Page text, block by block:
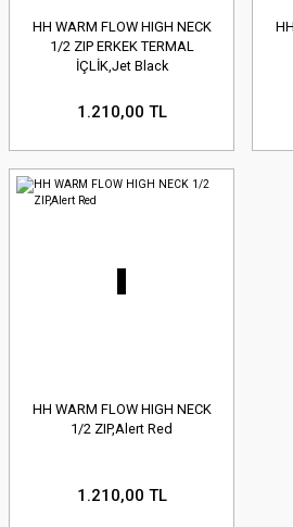
HH WARM FLOW HIGH NECK
1/2 ZIP ERKEK TERMAL
İÇLİK,Jet Black
1.210,00 TL
HH WARM FLOW HIGH NECK
1/2 ZIP,Alert Red
1.210,00 TL